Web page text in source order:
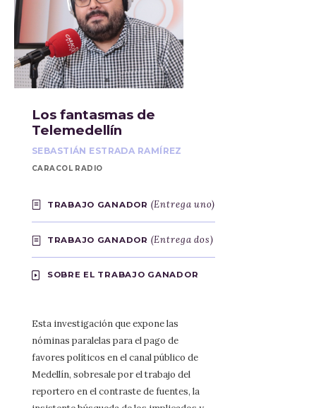
Los fantasmas de
Telemedellín
SEBASTIÁN ESTRADA RAMÍREZ
CARACOL RADIO
TRABAJO GANADOR (Entrega uno)
TRABAJO GANADOR (Entrega dos)
SOBRE EL TRABAJO GANADOR
Esta investigación que expone las
nóminas paralelas para el pago de
favores políticos en el canal público de
Medellín, sobresale por el trabajo del
reportero en el contraste de fuentes, la